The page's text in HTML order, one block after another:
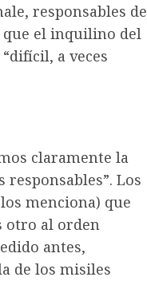
responsables de
que el inquilino del
a veces
claramente la
Los
menciona) que
otro al orden
antes,
de los misiles